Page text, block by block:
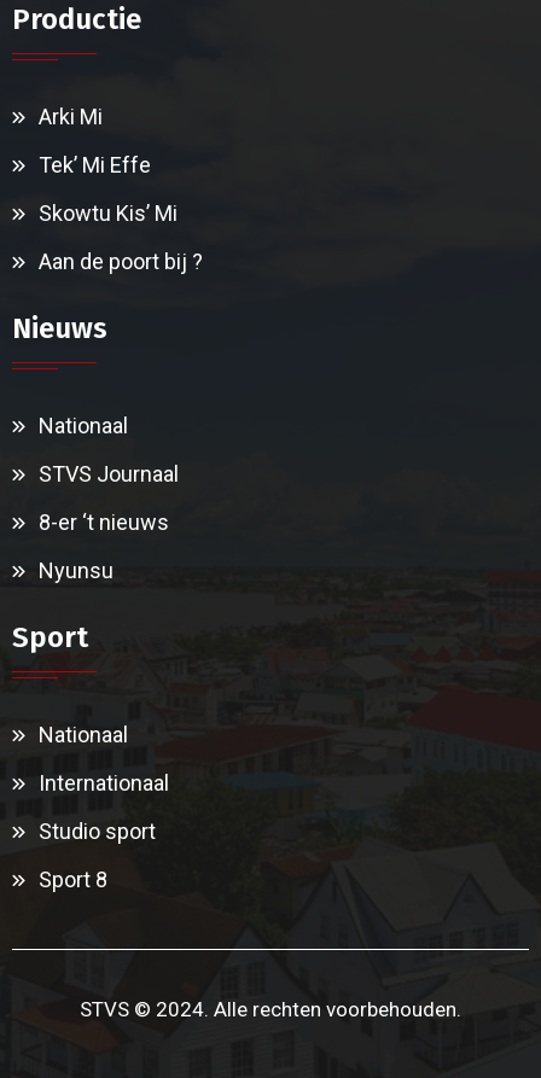
Productie
Arki Mi
Tek’ Mi Effe
Skowtu Kis’ Mi
Aan de poort bij ?
Nieuws
Nationaal
STVS Journaal
8-er ‘t nieuws
Nyunsu
Sport
Nationaal
Internationaal
Studio sport
Sport 8
STVS © 2024. Alle rechten voorbehouden.